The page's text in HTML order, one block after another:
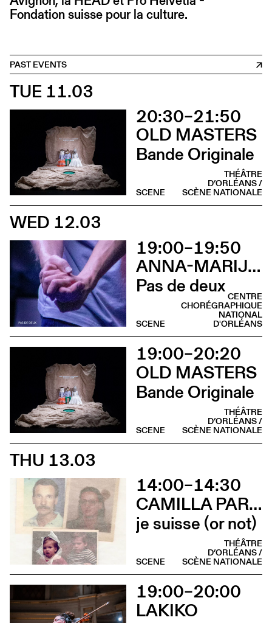
Fondation suisse pour la culture.
PAST EVENTS
TUE 11.03
20:30–21:50
OLD MASTERS
Bande Originale
THÉÂTRE
D’ORLÉANS /
SCÈNE NATIONALE
SCENE
WED 12.03
19:00–19:50
ANNA-MARIJA ADOMAITYTÉ
Pas de deux CENTRE
CHORÉGRAPHIQUE
NATIONAL
D'ORLÉANS
SCENE
19:00–20:20
OLD MASTERS
Bande Originale
THÉÂTRE
D’ORLÉANS /
SCÈNE NATIONALE
SCENE
THU 13.03
14:00–14:30
CAMILLA PARINI
je suisse (or not)
THÉÂTRE
D’ORLÉANS /
SCÈNE NATIONALE
SCENE
19:00–20:00
LAKIKO